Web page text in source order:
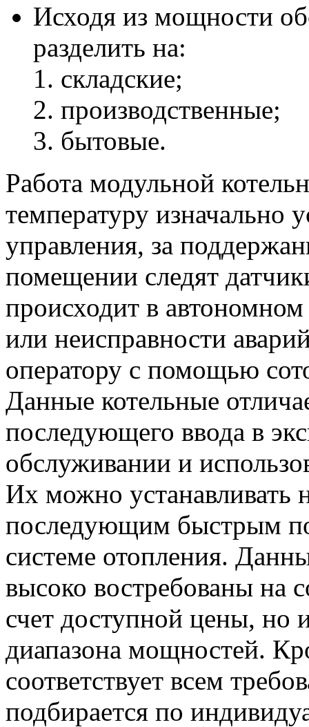
Исходя из мощности
разделить на:
складские;
производственные;
бытовые.
Работа модульной
температуру изначально
управления, за
помещении следят
происходит в
или неисправности
оператору с помощью
Данные котельные
последующего ввода в
обслуживании и
Их можно
последующим быстрым
системе отопления.
высоко востребованы на
счет доступной цены, но
диапазона мощностей.
соответствует всем
подбирается по